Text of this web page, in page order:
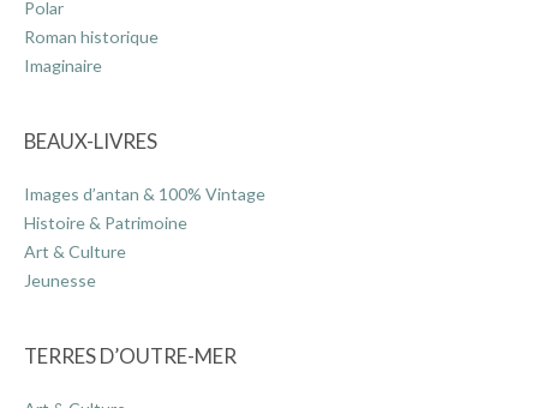
Polar
Roman historique
Imaginaire
BEAUX-LIVRES
Images d’antan & 100% Vintage
Histoire & Patrimoine
Art & Culture
Jeunesse
TERRES D’OUTRE-MER